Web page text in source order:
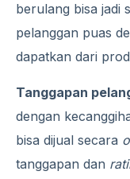
berulang bisa jadi
pelanggan puas
dapatkan dari
Tanggapan
dengan
bisa dijual secara
tanggapan dan